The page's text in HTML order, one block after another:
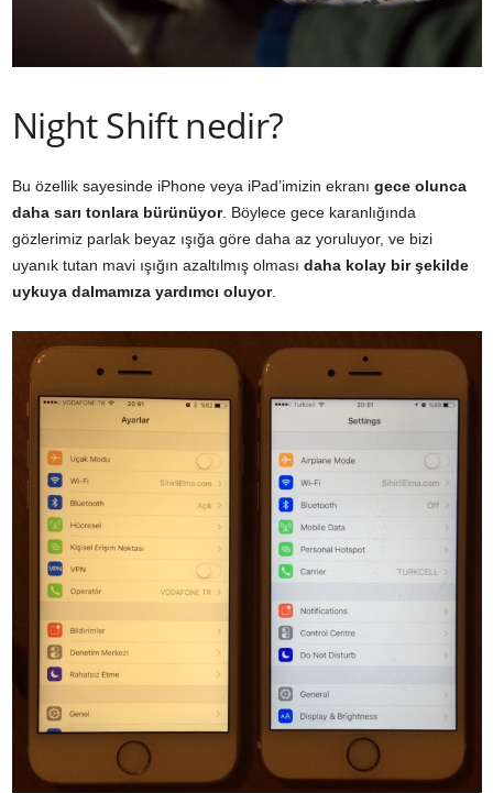
Night Shift nedir?
Bu özellik sayesinde iPhone veya iPad’imizin ekranı gece olunca
daha sarı tonlara bürünüyor. Böylece gece karanlığında
gözlerimiz parlak beyaz ışığa göre daha az yoruluyor, ve bizi
uyanık tutan mavi ışığın azaltılmış olması daha kolay bir şekilde
uykuya dalmamıza yardımcı oluyor.